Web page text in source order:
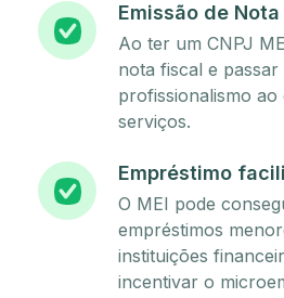
Emissão de
Ao ter um CNPJ
nota fiscal e passar
profissionalismo
serviços.
Empréstimo
O MEI pode
empréstimos
instituições
incentivar o